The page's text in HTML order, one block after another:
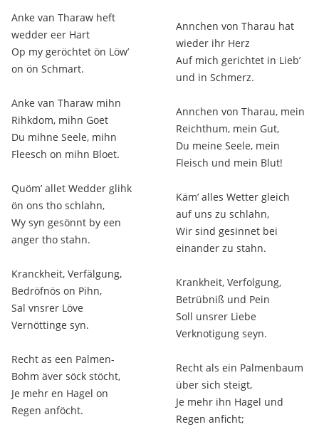
Anke van Tharaw heft
wedder eer Hart
Op my geröchtet ön Löw’
on ön Schmart.
Anke van Tharaw mihn
Rihkdom, mihn Goet
Du mihne Seele, mihn
Fleesch on mihn Bloet.
Quöm’ allet Wedder glihk
ön ons tho schlahn,
Wy syn gesönnt by een
anger tho stahn.
Kranckheit, Verfälgung,
Bedröfnös on Pihn,
Sal vnsrer Löve
Vernöttinge syn.
Recht as een Palmen-
Bohm äver söck stöcht,
Je mehr en Hagel on
Regen anföcht.
Annchen von Tharau hat
wieder ihr Herz
Auf mich gerichtet in Lieb’
und in Schmerz.
Annchen von Tharau, mein
Reichthum, mein Gut,
Du meine Seele, mein
Fleisch und mein Blut!
Käm’ alles Wetter gleich
auf uns zu schlahn,
Wir sind gesinnet bei
einander zu stahn.
Krankheit, Verfolgung,
Betrübniß und Pein
Soll unsrer Liebe
Verknotigung seyn.
Recht als ein Palmenbaum
über sich steigt,
Je mehr ihn Hagel und
Regen anficht;